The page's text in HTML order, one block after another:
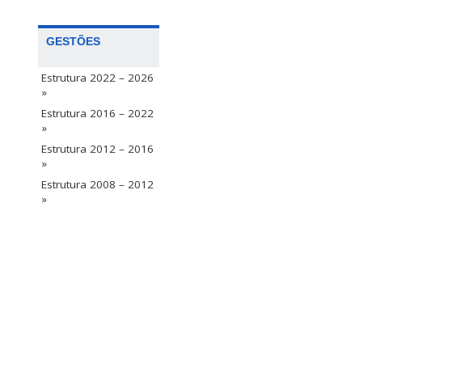
GESTÕES
Estrutura 2022 – 2026
»
Estrutura 2016 – 2022
»
Estrutura 2012 – 2016
»
Estrutura 2008 – 2012
»